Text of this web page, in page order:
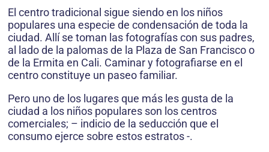
El centro tradicional sigue siendo en los niños
populares una especie de condensación de toda la
ciudad. Allí se toman las fotografías con sus padres,
al lado de la palomas de la Plaza de San Francisco o
de la Ermita en Cali. Caminar y fotografiarse en el
centro constituye un paseo familiar.
Pero uno de los lugares que más les gusta de la
ciudad a los niños populares son los centros
comerciales; – indicio de la seducción que el
consumo ejerce sobre estos estratos -.